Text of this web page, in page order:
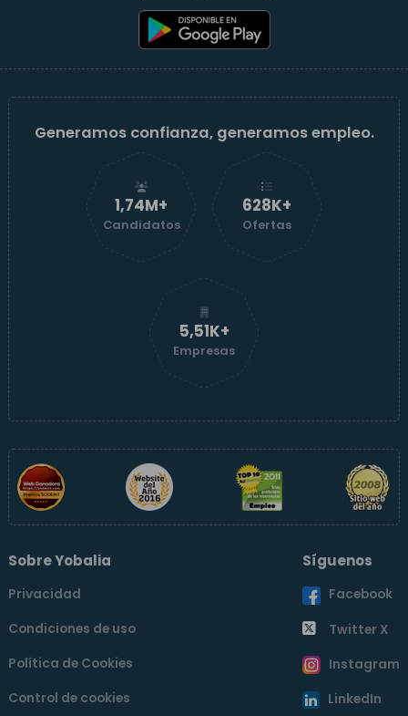
Generamos confianza, generamos empleo.
1,74M+
Candidatos
629K+
Ofertas
5,52K+
Empresas
Sobre Yobalia
Privacidad
Condiciones de uso
Política de Cookies
Control de cookies
Síguenos
Facebook
Twitter X
Instagram
LinkedIn